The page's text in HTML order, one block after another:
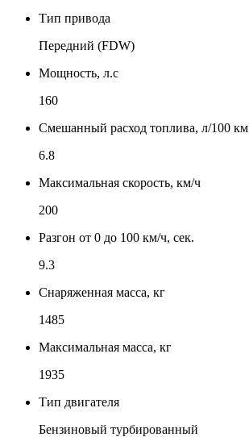
Тип привода
Передний (FDW)
Мощность, л.с
160
Смешанный расход топлива, л/100 км
6.8
Максимальная скорость, км/ч
200
Разгон от 0 до 100 км/ч, сек.
9.3
Снаряженная масса, кг
1485
Максимальная масса, кг
1935
Тип двигателя
Бензиновый турбированный